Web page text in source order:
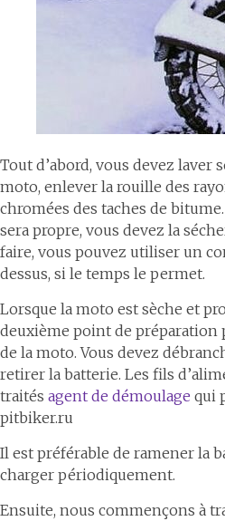
Tout d’abord, vous devez laver
moto, enlever la rouille des
chromées des taches de
sera propre, vous devez la
faire, vous pouvez utiliser un
dessus, si le temps le permet.
Lorsque la moto est sèche et
deuxième point de préparation
de la moto. Vous devez
retirer la batterie. Les fils
traités agent de démoulage qui
pitbiker.ru
Il est préférable de ramener la
charger périodiquement.
Ensuite, nous commençons à